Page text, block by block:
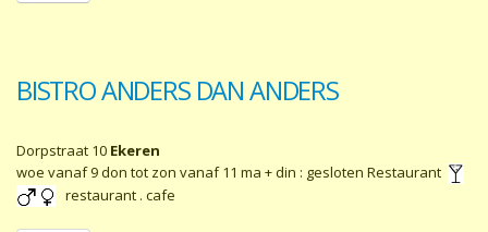
BISTRO ANDERS DAN ANDERS
Dorpstraat 10 Ekeren
woe vanaf 9 don tot zon vanaf 11 ma + din : gesloten Restaurant
restaurant . cafe